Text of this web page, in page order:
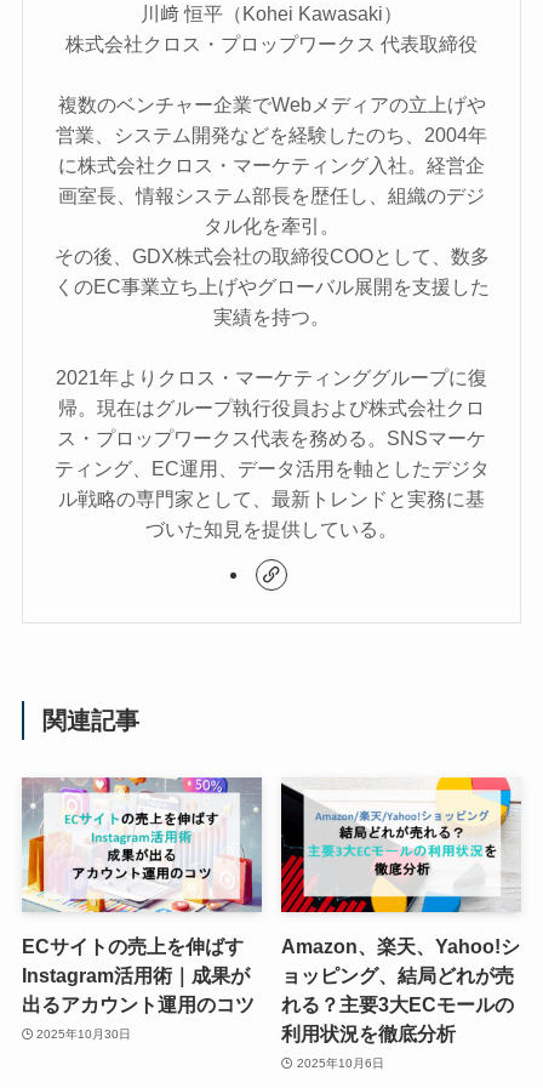
川﨑 恒平（Kohei Kawasaki）
株式会社クロス・プロップワークス 代表取締役
複数のベンチャー企業でWebメディアの立上げや
営業、システム開発などを経験したのち、2004年
に株式会社クロス・マーケティング入社。経営企
画室長、情報システム部長を歴任し、組織のデジ
タル化を牽引。
その後、GDX株式会社の取締役COOとして、数多
くのEC事業立ち上げやグローバル展開を支援した
実績を持つ。
2021年よりクロス・マーケティンググループに復
帰。現在はグループ執行役員および株式会社クロ
ス・プロップワークス代表を務める。SNSマーケ
ティング、EC運用、データ活用を軸としたデジタ
ル戦略の専門家として、最新トレンドと実務に基
づいた知見を提供している。
関連記事
ECサイトの売上を伸ばす
Instagram活用術｜成果が
出るアカウント運用のコツ
2025年10月30日
Amazon、楽天、Yahoo!シ
ョッピング、結局どれが売
れる？主要3大ECモールの
利用状況を徹底分析
2025年10月6日